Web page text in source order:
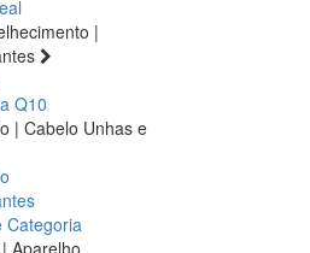
|
Q10
| Cabelo Unhas e
Categoria
Aparelho